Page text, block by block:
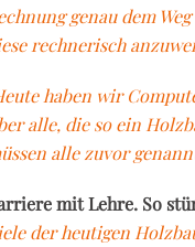
genau dem
rechnerisch
haben wir
alle, die so ein
alle zuvor
mit Lehre. So
der heutigen